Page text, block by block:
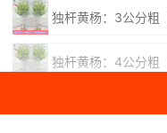
独杆黄杨：3公分粗
独杆黄杨：4公分粗